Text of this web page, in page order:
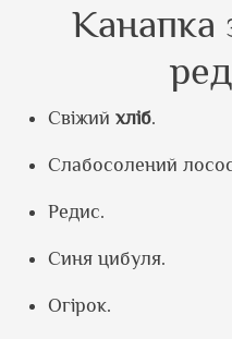
Канапка
Свіжий хліб.
Слабосолений
Редис.
Синя цибуля.
Огірок.